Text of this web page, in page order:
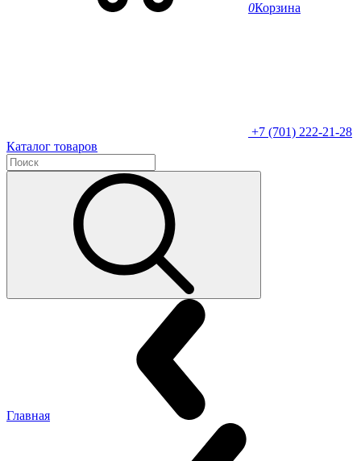
0Корзина
+7 (701) 222-21-28
Каталог товаров
Главная